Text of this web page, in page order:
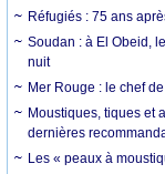
Réfugiés : 75 ans
Soudan : à El Obeid,
nuit
Mer Rouge : le chef
Moustiques, tiques et
dernières
Les « peaux à